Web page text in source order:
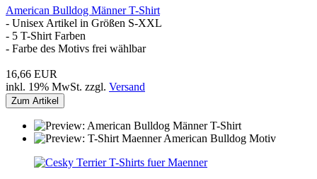
American Bulldog Männer T-Shirt
- Unisex Artikel in Größen S-XXL
- 5 T-Shirt Farben
- Farbe des Motivs frei wählbar
16,66 EUR
inkl. 19% MwSt. zzgl. Versand
Zum Artikel